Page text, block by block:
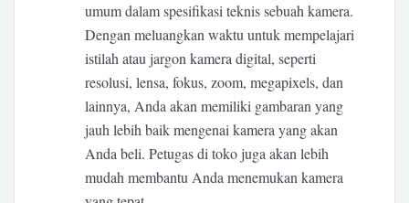
umum dalam spesifikasi teknis sebuah kamera.
Dengan meluangkan waktu untuk mempelajari
istilah atau jargon kamera digital, seperti
resolusi, lensa, fokus, zoom, megapixels, dan
lainnya, Anda akan memiliki gambaran yang
jauh lebih baik mengenai kamera yang akan
Anda beli. Petugas di toko juga akan lebih
mudah membantu Anda menemukan kamera